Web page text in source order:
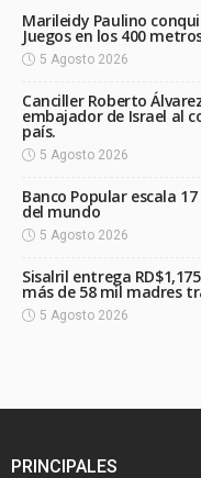
Marileidy Paulino
Juegos en los 400
5 Agosto 2026
Canciller Roberto
embajador de Israel al
país.
5 Agosto 2026
Banco Popular escala
del mundo
5 Agosto 2026
Sisalril entrega
más de 58 mil madres
5 Agosto 2026
PRINCIPALES